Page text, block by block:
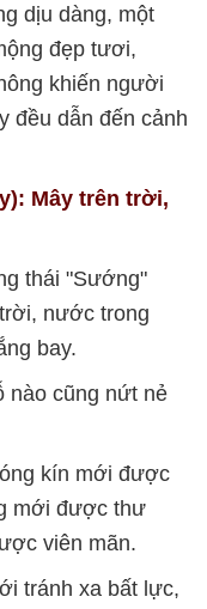
dịu dàng, một
đẹp tươi,
khiến người
đều dẫn đến cảnh
Mây trên trời,
thái "Sướng"
nước trong
bay.
nào cũng nứt nẻ
kín mới được
mới được thư
viên mãn.
tránh xa bất lực,